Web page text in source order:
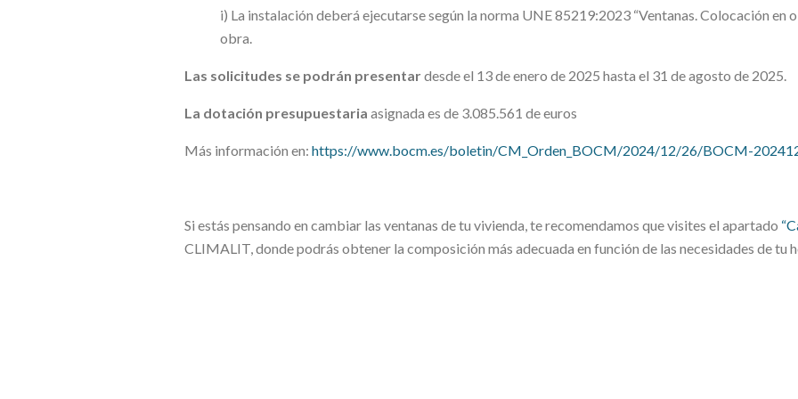
i) La instalación deberá ejecutarse según la norma UNE 85219:2023 “Ventanas. Colocación en
obra.
Las solicitudes se podrán presentardesde el 13 de enero de 2025 hasta el 31 de agosto de 2025.
La dotación presupuestaria asignada es de 3.085.561 de euros
Más información en: https://www.bocm.es/boletin/CM_Orden_BOCM/2024/12/26/BOCM-
Si estás pensando en cambiar las ventanas de tu vivienda, te recomendamos que visites el apartado “
CLIMALIT, donde podrás obtener la composición más adecuada en función de las necesidades de tu